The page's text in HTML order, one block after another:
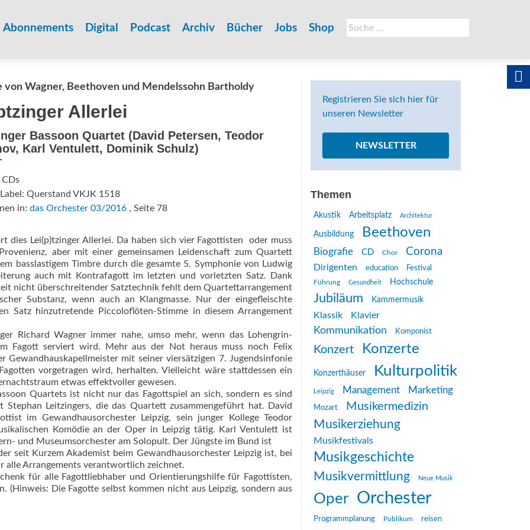
Suche
nach:
Abonnements Digital Podcast Archiv Bücher Jobs Shop
von Wagner, Beethoven und Mendelssohn Bartholdy
Allerlei
Bassoon Quartet (David Petersen, Teodor
Karl Ventulett, Dominik Schulz)
Querstand VKJK 1518
in: das Orchester 03/2016, Seite 78
Lei(p)tzinger Allerlei. Da haben sich vier Fagottisten  oder muss
aber mit einer gemeinsamen Leidenschaft zum Quartett
basslastigem Timbre durch die gesamte 5. Symphonie von Ludwig
auch mit Kontrafagott im letzten und vorletzten Satz. Dank
nicht überschreitender Satztechnik fehlt dem Quartettarrangement
Substanz, wenn auch an Klangmasse. Nur der eingefleischte
Satz hinzutretende Piccoloflöten-Stimme in diesem Arrangement
Richard Wagner immer nahe, umso mehr, wenn das Lohengrin-
Fagott serviert wird. Mehr aus der Not heraus muss noch Felix
Gewandhauskapellmeister mit seiner viersätzigen 7. Jugendsinfonie
vorgetragen wird, herhalten. Vielleicht wäre stattdessen ein
etwas effektvoller gewesen.
Quartets ist nicht nur das Fagottspiel an sich, sondern es sind
Leitzingers, die das Quartett zusammengeführt hat. David
im Gewandhausorchester Leipzig, sein junger Kollege Teodor
Komödie an der Oper in Leipzig tätig. Karl Ventulett ist
und Museumsorchester am Solopult. Der Jüngste im Bund ist
seit Kurzem Akademist beim Gewandhausorchester Leipzig ist, bei
alle Arrangements verantwortlich zeichnet.
für alle Fagottliebhaber und Orientierungshilfe für Fagottisten,
(Hinweis: Die Fagotte selbst kommen nicht aus Leipzig, sondern aus
Registrieren Sie sich hier für
unseren Newsletter
NEWSLETTER
Themen
Akustik Arbeitsplatz Architektur
Ausbildung Beethoven
Biografie CD Chor Corona
Dirigenten education
Festival
Führung
Gesundheit Hochschule
Jubiläum Kammermusik
Klassik Klavier
Kommunikation Komponist
Konzert Konzerte
Konzerthäuser Kulturpolitik
Leipzig Management Marketing
Mozart Musikermedizin
Musikerziehung
Musikfestivals
Musikgeschichte
Musikvermittlung Neue Musik
Oper Orchester
Programmplanung Publikum reisen